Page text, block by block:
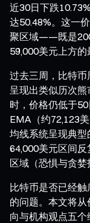
近30日下跌
达50.48%。这一
聚区域——既是
59,000美元上方的
过去三周，比特
呈现出类似历次
时，价格仍低于
EMA（约72,123
均线系统呈现典
64,000美元区间
区域（恐惧与贪婪
比特币是否已经触
的问题。本文将
向与机构观点五个